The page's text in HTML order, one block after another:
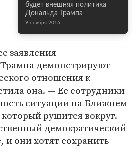
будет внешняя политика
Дональда Трампа
9 ноября 2016
заявления
демонстрируют
отношения к
она. — Ее сотрудники
ситуации на Ближнем
рушится вокруг.
демократический
они хотят сохранить